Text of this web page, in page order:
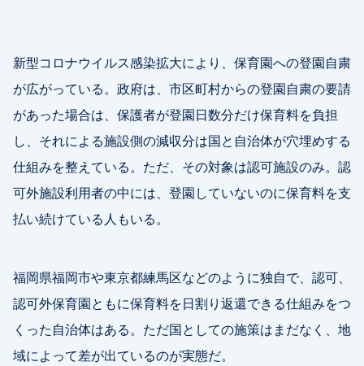
新型コロナウイルス感染拡大により、保育園への登園自粛
が広がっている。政府は、市区町村からの登園自粛の要請
があった場合は、保護者が登園日数分だけ保育料を負担
し、それによる施設側の減収分は国と自治体が穴埋めする
仕組みを整えている。ただ、その対象は認可施設のみ。認
可外施設利用者の中には、登園していないのに保育料を支
払い続けている人もいる。
福岡県福岡市や東京都練馬区などのように独自で、認可、
認可外保育園ともに保育料を日割り返還できる仕組みをつ
くった自治体はある。ただ国としての施策はまだなく、地
域によって差が出ているのが実態だ。